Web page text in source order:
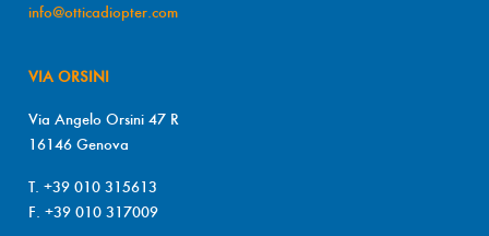
info@otticadiopter.com
VIA ORSINI
Via Angelo Orsini 47 R
16146 Genova
T. +39 010 315613
F. +39 010 317009